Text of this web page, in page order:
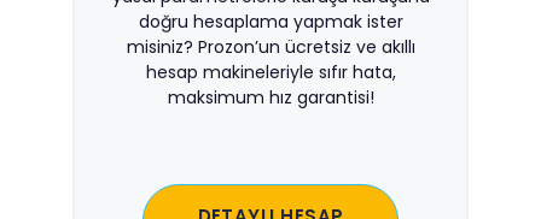
doğru hesaplama yapmak ister
misiniz? Prozon’un ücretsiz ve akıllı
hesap makineleriyle sıfır hata,
maksimum hız garantisi!